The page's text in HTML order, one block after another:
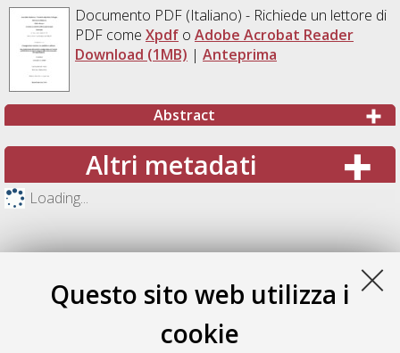
Questo sito web utilizza i
cookie
Documento PDF(Italiano) - Richiede un lettore di
PDF come Xpdfo Adobe Acrobat Reader
Download (1MB) | Anteprima
Abstract
Altri metadati
Loading...